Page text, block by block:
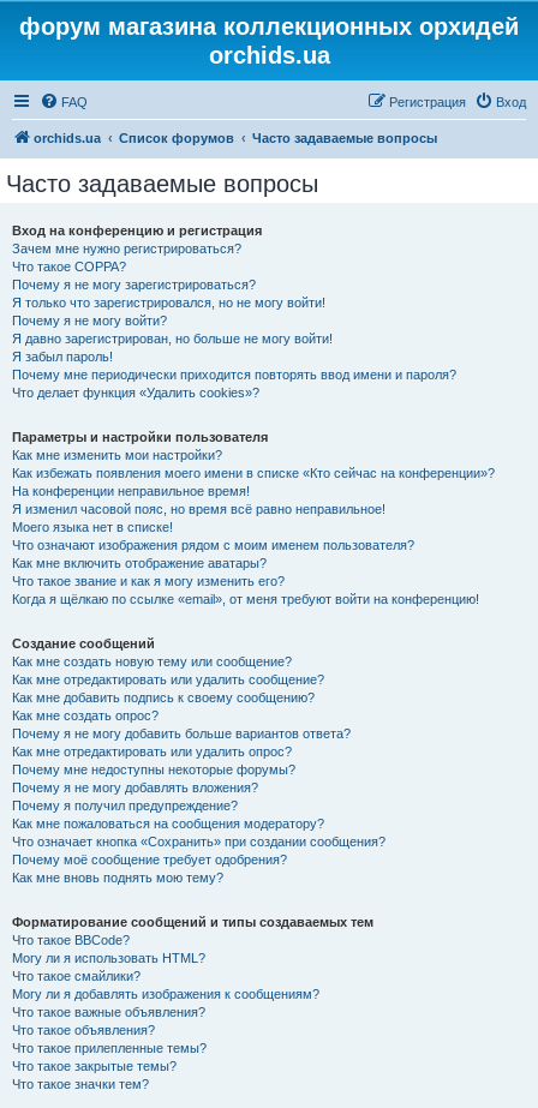
форум магазина коллекционных орхидей
orchids.ua
FAQ Вход
Регистрация
orchids.ua Список форумов Часто задаваемые вопросы
Часто задаваемые вопросы
Вход на конференцию и регистрация
Зачем мне нужно регистрироваться?
Что такое COPPA?
Почему я не могу зарегистрироваться?
Я только что зарегистрировался, но не могу войти!
Почему я не могу войти?
Я давно зарегистрирован, но больше не могу войти!
Я забыл пароль!
Почему мне периодически приходится повторять ввод имени и пароля?
Что делает функция «Удалить cookies»?
Параметры и настройки пользователя
Как мне изменить мои настройки?
Как избежать появления моего имени в списке «Кто сейчас на конференции»?
На конференции неправильное время!
Я изменил часовой пояс, но время всё равно неправильное!
Моего языка нет в списке!
Что означают изображения рядом с моим именем пользователя?
Как мне включить отображение аватары?
Что такое звание и как я могу изменить его?
Когда я щёлкаю по ссылке «email», от меня требуют войти на конференцию!
Создание сообщений
Как мне создать новую тему или сообщение?
Как мне отредактировать или удалить сообщение?
Как мне добавить подпись к своему сообщению?
Как мне создать опрос?
Почему я не могу добавить больше вариантов ответа?
Как мне отредактировать или удалить опрос?
Почему мне недоступны некоторые форумы?
Почему я не могу добавлять вложения?
Почему я получил предупреждение?
Как мне пожаловаться на сообщения модератору?
Что означает кнопка «Сохранить» при создании сообщения?
Почему моё сообщение требует одобрения?
Как мне вновь поднять мою тему?
Форматирование сообщений и типы создаваемых тем
Что такое BBCode?
Могу ли я использовать HTML?
Что такое смайлики?
Могу ли я добавлять изображения к сообщениям?
Что такое важные объявления?
Что такое объявления?
Что такое прилепленные темы?
Что такое закрытые темы?
Что такое значки тем?